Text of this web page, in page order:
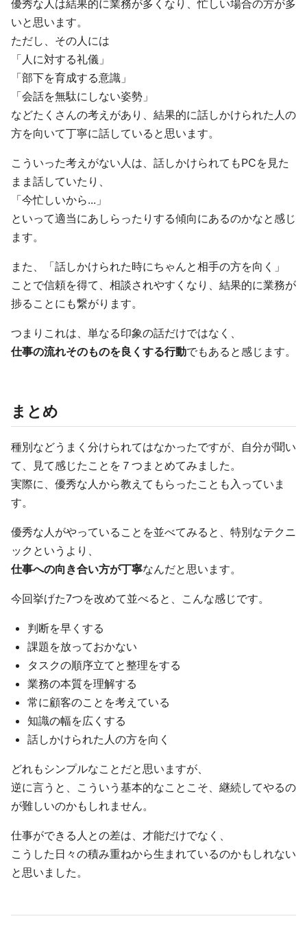
優秀な人は結果的に業務が多くなり、忙しい場合の方が多
いと思います。
ただし、その人には
「人に対する礼儀」
「部下を育成する意識」
「会話を無駄にしない姿勢」
などたくさんの考えがあり、結果的に話しかけられた人の
方を向いて丁寧に話していると思います。
こういった考えがない人は、話しかけられてもPCを見た
まま話していたり、
「今忙しいから...」
といって適当にあしらったりする傾向にあるのかなと感じ
ます。
また、「話しかけられた時にちゃんと相手の方を向く」
ことで信頼を得て、相談されやすくなり、結果的に業務が
捗ることにも繋がります。
つまりこれは、単なる印象の話だけではなく、
仕事の流れそのものを良くする行動でもあると感じます。
まとめ
種別などうまく分けられてはなかったですが、自分が聞い
て、見て感じたことを７つまとめてみました。
実際に、優秀な人から教えてもらったことも入っていま
す。
優秀な人がやっていることを並べてみると、特別なテクニ
ックというより、
仕事への向き合い方が丁寧なんだと思います。
今回挙げた7つを改めて並べると、こんな感じです。
判断を早くする
課題を放っておかない
タスクの順序立てと整理をする
業務の本質を理解する
常に顧客のことを考えている
知識の幅を広くする
話しかけられた人の方を向く
どれもシンプルなことだと思いますが、
逆に言うと、こういう基本的なことこそ、継続してやるの
が難しいのかもしれません。
仕事ができる人との差は、才能だけでなく、
こうした日々の積み重ねから生まれているのかもしれない
と思いました。